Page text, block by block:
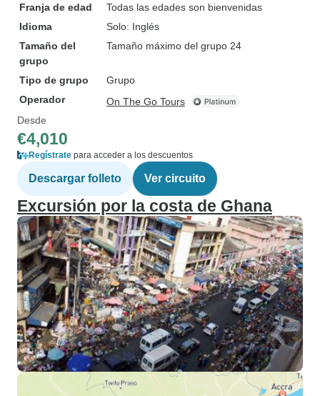
Franja de edad
Todas las edades son bienvenidas
Idioma
Solo: Inglés
Tamaño del
grupo
Tamaño máximo del grupo 24
Tipo de grupo
Grupo
Operador
On The Go Tours
Desde
€4,010
Regístrate para acceder a los descuentos
Descargar folleto Ver circuito
Excursión por la costa de Ghana